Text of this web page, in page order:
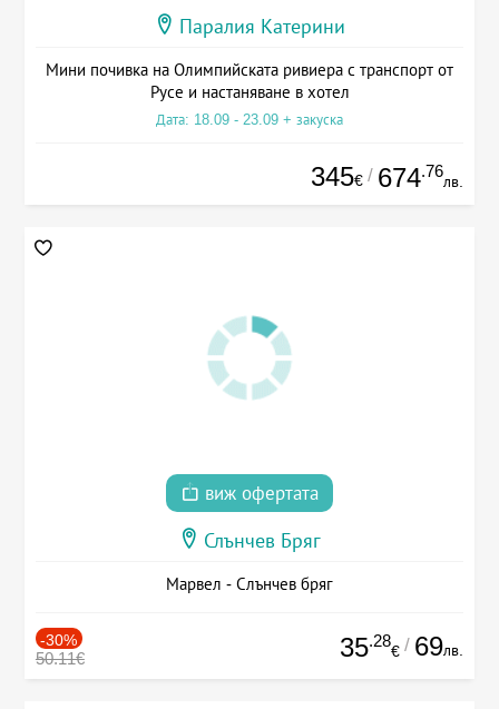
Паралия Катерини
Мини почивка на Олимпийската ривиера с транспорт от
Русе и настаняване в хотел
Дата: 18.09 - 23.09 + закуска
345€ / 674.76
лв.
виж офертата
Слънчев Бряг
Марвел - Слънчев бряг
-30%
50.11€ 35.28
€ / 69лв.